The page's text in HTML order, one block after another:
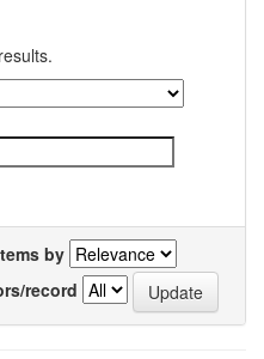
by
record